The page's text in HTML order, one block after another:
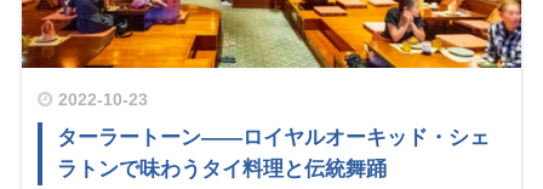
2022-10-23
ターラートーン——ロイヤルオーキッド・シェ
ラトンで味わうタイ料理と伝統舞踊